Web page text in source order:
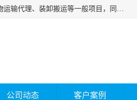
西安福鸿祥物流有限公司成立于2021年，位于陕西省西安市灞桥区，公司主要从事国内货物运输代理、装卸搬运等一般项目，同时具备道路货物运输（不含危险货物）的许可资质。凭借专业的物流服务和*的运输能力，公司致力于为客户提供安全、可靠的物流解决方案，满足多样化的运输需求，助力企业*运营。
公司动态 客户案例